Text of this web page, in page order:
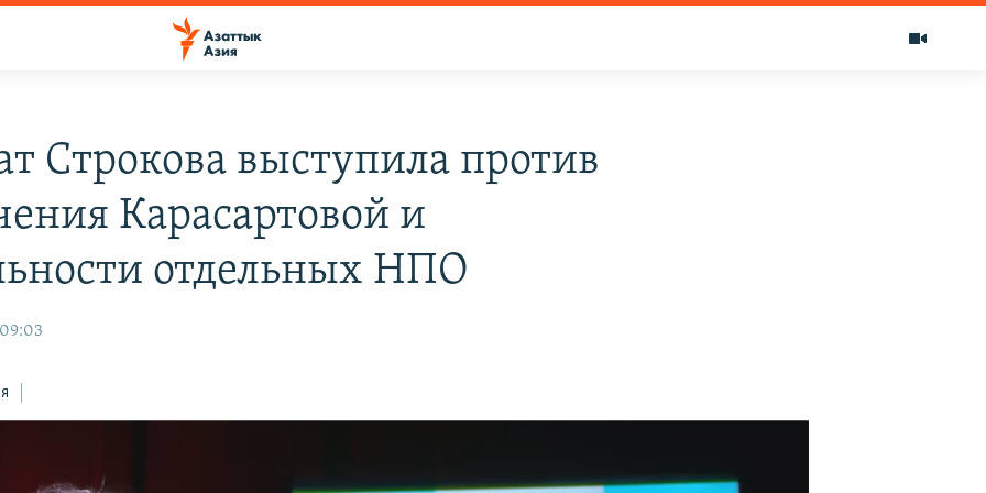
Строкова выступила против
Карасартовой и
отдельных НПО